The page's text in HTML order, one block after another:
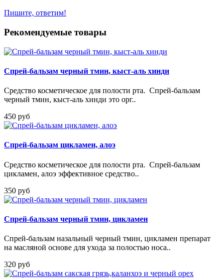
Пишите, ответим!
Рекомендуемые товары
Спрей-бальзам черный тмин, кыст-аль хинди
Средство косметическое для полости рта. Спрей-бальзам
черный тмин, кыст-аль хинди это орг..
450 руб
Спрей-бальзам цикламен, алоэ
Средство косметическое для полости рта. Спрей-бальзам
цикламен, алоэ эффективное средство..
350 руб
Спрей-бальзам черный тмин, цикламен
Спрей-бальзам назальный черный тмин, цикламен препарат
на масляной основе для ухода за полостью носа..
320 руб